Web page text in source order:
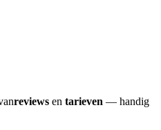
reviews en tarieven — handig